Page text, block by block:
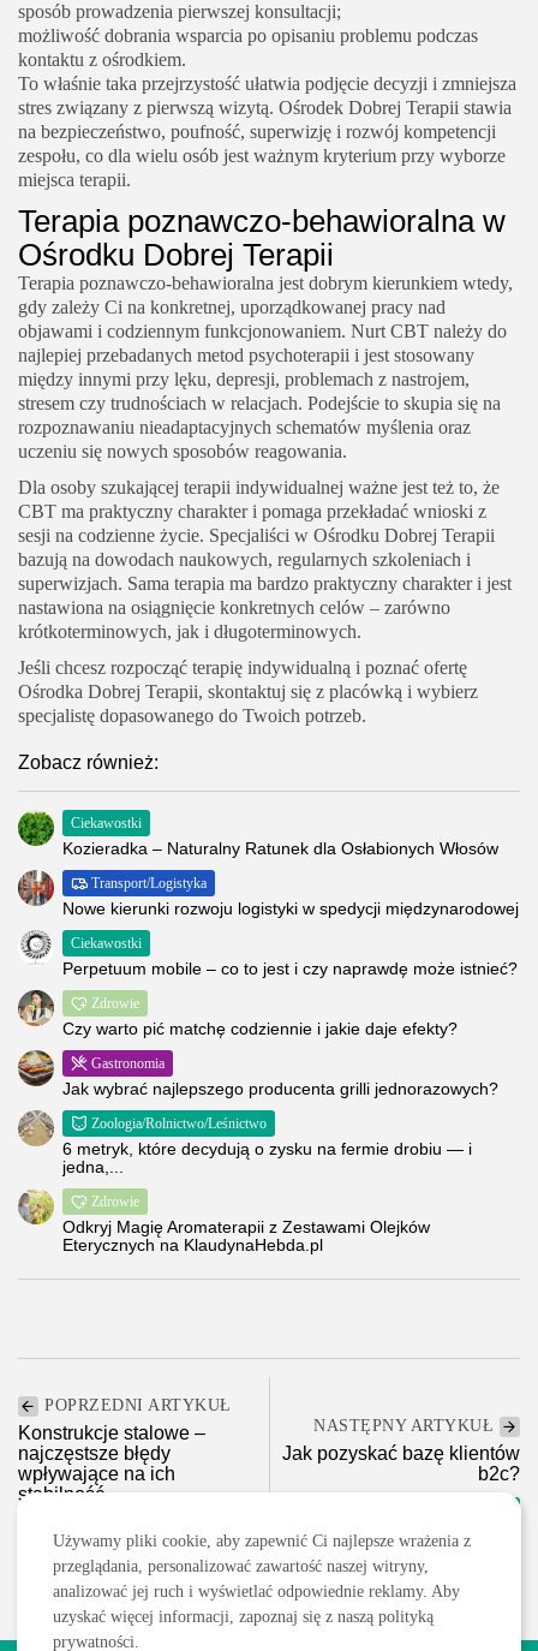
sposób prowadzenia pierwszej konsultacji;
możliwość dobrania wsparcia po opisaniu problemu podczas
kontaktu z ośrodkiem.
To właśnie taka przejrzystość ułatwia podjęcie decyzji i zmniejsza
stres związany z pierwszą wizytą. Ośrodek Dobrej Terapii stawia
na bezpieczeństwo, poufność, superwizję i rozwój kompetencji
zespołu, co dla wielu osób jest ważnym kryterium przy wyborze
miejsca terapii.
Terapia poznawczo-behawioralna w
Ośrodku Dobrej Terapii
Terapia poznawczo-behawioralna jest dobrym kierunkiem wtedy,
gdy zależy Ci na konkretnej, uporządkowanej pracy nad
objawami i codziennym funkcjonowaniem. Nurt CBT należy do
najlepiej przebadanych metod psychoterapii i jest stosowany
między innymi przy lęku, depresji, problemach z nastrojem,
stresem czy trudnościach w relacjach. Podejście to skupia się na
rozpoznawaniu nieadaptacyjnych schematów myślenia oraz
uczeniu się nowych sposobów reagowania.
Dla osoby szukającej terapii indywidualnej ważne jest też to, że
CBT ma praktyczny charakter i pomaga przekładać wnioski z
sesji na codzienne życie. Specjaliści w Ośrodku Dobrej Terapii
bazują na dowodach naukowych, regularnych szkoleniach i
superwizjach. Sama terapia ma bardzo praktyczny charakter i jest
nastawiona na osiągnięcie konkretnych celów – zarówno
krótkoterminowych, jak i długoterminowych.
Jeśli chcesz rozpocząć terapię indywidualną i poznać ofertę
Ośrodka Dobrej Terapii, skontaktuj się z placówką i wybierz
specjalistę dopasowanego do Twoich potrzeb.
Zobacz również:
Ciekawostki
Kozieradka – Naturalny Ratunek dla Osłabionych Włosów
Transport/Logistyka
Nowe kierunki rozwoju logistyki w spedycji międzynarodowej
Ciekawostki
Perpetuum mobile – co to jest i czy naprawdę może istnieć?
Zdrowie
Czy warto pić matchę codziennie i jakie daje efekty?
Gastronomia
Jak wybrać najlepszego producenta grilli jednorazowych?
Zoologia/Rolnictwo/Leśnictwo
6 metryk, które decydują o zysku na fermie drobiu — i
jedna,...
Zdrowie
Odkryj Magię Aromaterapii z Zestawami Olejków
Eterycznych na KlaudynaHebda.pl
POPRZEDNI ARTYKUŁ
Konstrukcje stalowe –
najczęstsze błędy
wpływające na ich
stabilność,...
Budownictwo/Nieruchomości
NASTĘPNY ARTYKUŁ
Jak pozyskać bazę klientów
b2c?
Używamy pliki cookie, aby zapewnić Ci najlepsze wrażenia z
przeglądania, personalizować zawartość naszej witryny,
analizować jej ruch i wyświetlać odpowiednie reklamy. Aby
uzyskać więcej informacji, zapoznaj się z naszą polityką
prywatności.